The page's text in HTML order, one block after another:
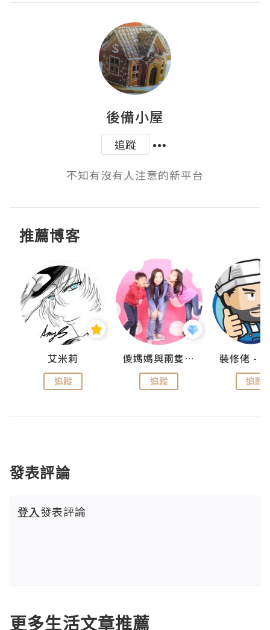
後備小屋
追蹤
不知有沒有人注意的新平台
推薦博客
艾米莉
追蹤
儍媽媽與兩隻小魔怪之家
追蹤 追蹤
發表評論
登入發表評論
更多生活文章推薦